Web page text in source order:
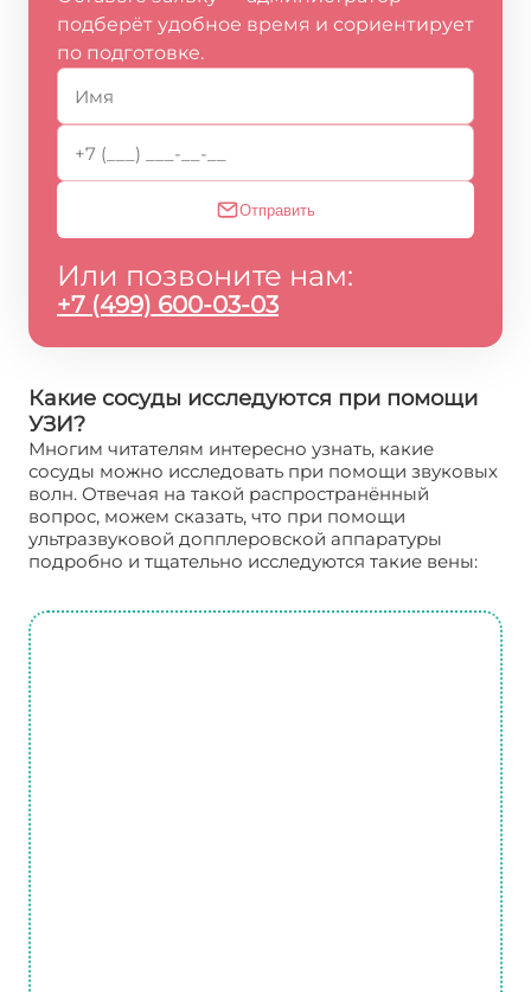
подберёт удобное время и сориентирует
по подготовке.
Отправить
Или позвоните нам:
+7 (499) 600-03-03
Какие сосуды исследуются при помощи
УЗИ?
Многим читателям интересно узнать, какие
сосуды можно исследовать при помощи звуковых
волн. Отвечая на такой распространённый
вопрос, можем сказать, что при помощи
ультразвуковой допплеровской аппаратуры
подробно и тщательно исследуются такие вены: